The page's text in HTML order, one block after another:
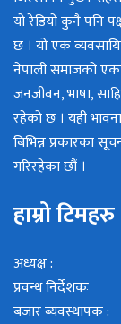
यो रेडियो कुनै पनि
छ । यो एक
नेपाली समाजको
जनजीवन, भाषा,
रहेको छ । यही
बिभिन्न प्रकारका
गरिरहेका छौं ।
हाम्रो टिमहरु
अध्यक्ष :
प्रवन्ध निर्देशकः
बजार ब्यवस्थापक